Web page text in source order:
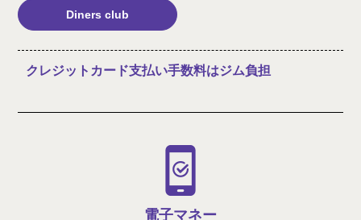
Diners club
クレジットカード支払い手数料はジム負担
電子マネー